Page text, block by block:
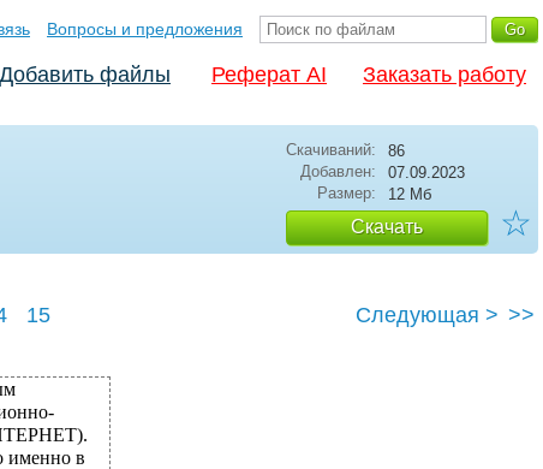
Вопросы и предложения
Добавить файлы Реферат AI Заказать работу
Скачиваний:
86
Добавлен:
07.09.2023
Размер:
12 Мб
Скачать ☆
15 Следующая > >>
именно в